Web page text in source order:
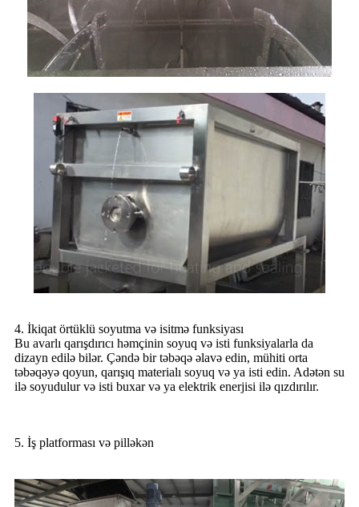
4. İkiqat örtüklü soyutma və isitmə funksiyası
Bu avarlı qarışdırıcı həmçinin soyuq və isti funksiyalarla da
dizayn edilə bilər. Çəndə bir təbəqə əlavə edin, mühiti orta
təbəqəyə qoyun, qarışıq materialı soyuq və ya isti edin. Adətən su
ilə soyudulur və isti buxar və ya elektrik enerjisi ilə qızdırılır.
5. İş platforması və pilləkən